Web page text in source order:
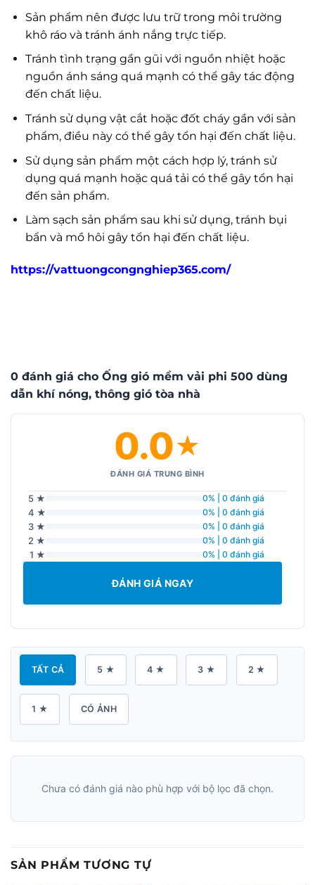
Sản phẩm nên được lưu trữ trong môi trường
khô ráo và tránh ánh nắng trực tiếp.
Tránh tình trạng gần gũi với nguồn nhiệt hoặc
nguồn ánh sáng quá mạnh có thể gây tác động
đến chất liệu.
Tránh sử dụng vật cắt hoặc đốt cháy gần với sản
phẩm, điều này có thể gây tổn hại đến chất liệu.
Sử dụng sản phẩm một cách hợp lý, tránh sử
dụng quá mạnh hoặc quá tải có thể gây tổn hại
đến sản phẩm.
Làm sạch sản phẩm sau khi sử dụng, tránh bụi
bẩn và mồ hôi gây tổn hại đến chất liệu.
https://vattuongcongnghiep365.com/
0 đánh giá cho Ống gió mềm vải phi 500 dùng
dẫn khí nóng, thông gió tòa nhà
0.0★
ĐÁNH GIÁ TRUNG BÌNH
5 ★ 0% | 0 đánh giá
4 ★ 0% | 0 đánh giá
3 ★ 0% | 0 đánh giá
2 ★ 0% | 0 đánh giá
1 ★ 0% | 0 đánh giá
ĐÁNH GIÁ NGAY
TẤT CẢ 5 ★ 4 ★ 3 ★ 2 ★
1 ★ CÓ ẢNH
Chưa có đánh giá nào phù hợp với bộ lọc đã chọn.
SẢN PHẨM TƯƠNG TỰ